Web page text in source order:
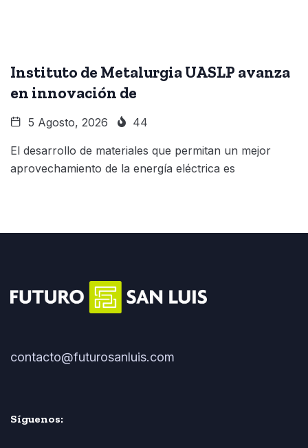
Instituto de Metalurgia UASLP avanza
en innovación de
5 Agosto, 2026 44
El desarrollo de materiales que permitan un mejor
aprovechamiento de la energía eléctrica es
contacto@futurosanluis.com
Síguenos: